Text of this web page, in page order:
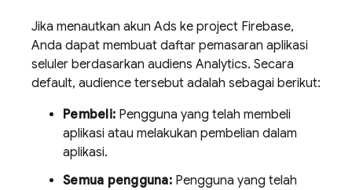
Jika menautkan akun Ads ke project Firebase,
Anda dapat membuat daftar pemasaran aplikasi
seluler berdasarkan audiens Analytics. Secara
default, audience tersebut adalah sebagai berikut:
Pembeli: Pengguna yang telah membeli
aplikasi atau melakukan pembelian dalam
aplikasi.
Semua pengguna:Pengguna yang telah